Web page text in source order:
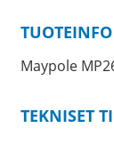
TUOTEINFO
Maypole
TEKNISET